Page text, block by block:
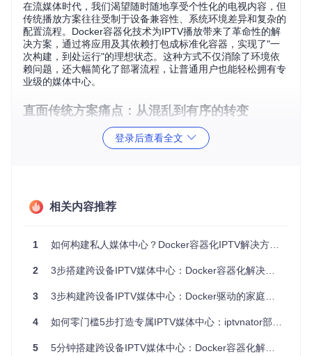
在流媒体时代，我们渴望随时随地享受个性化的电视内容，但
传统播放方案往往受制于设备兼容性、系统环境差异和复杂的
配置流程。Docker容器化技术为IPTV播放带来了革命性的解
决方案，通过将应用及其依赖打包成标准化容器，实现了"一
次构建，到处运行"的理想状态。这种方式不仅消除了环境依
赖问题，还大幅简化了部署流程，让普通用户也能轻松拥有专
业级的媒体中心。
直面传统方案痛点：从混乱到有序的转变
传统IPTV播放的三大困境
休止的调试循环。
或软件更新后，之前的配置往往需要重新来过。
数据安全隐患：传统播放器常要求开放过多系统权限，或在本
时，数据迁移也成为一项繁琐任务。
容器化方案的四大突破
Docker技术从根本上改变了这一局面：通过隔离的运行环境确
保一致性，简化的部署流程降低技术门槛，持久化存储保障数
登录后查看全文
相关内容推荐
1 如何构建私人媒体中心？Docker容器化IPTV解决方案全解析
2 3步搭建跨设备IPTV媒体中心：Docker容器化解决方案指南
3 3步构建跨设备IPTV媒体中心：Docker驱动的家庭娱乐解决方案
4 如何零门槛5步打造专属IPTV媒体中心：iptvnator部署与使用全指南
5 5分钟搭建跨设备IPTV媒体中心：Docker容器化解决方案终结多设备播放难题